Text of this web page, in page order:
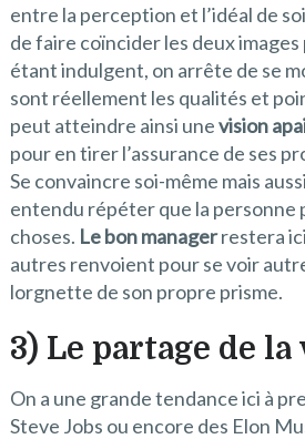
entre la perception et l’idéal de
de faire coïncider les deux
étant indulgent, on arrête de se
sont réellement les qualités et
peut atteindre ainsi unevision
pour en tirer l’assurance de ses
Se convaincre soi-même mais
entendu répéter que la personne
choses. Le bon managerrestera ici
autres renvoient pour se voir
lorgnette de son propre prisme.
3) Le partage de
On a une grande tendance ici à
Steve Jobs ou encore des Elon